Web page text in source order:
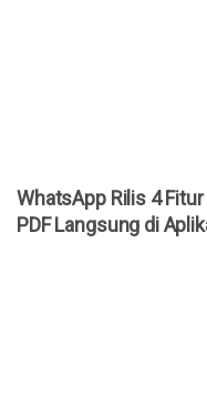
WhatsApp Rilis 4
PDF Langsung di